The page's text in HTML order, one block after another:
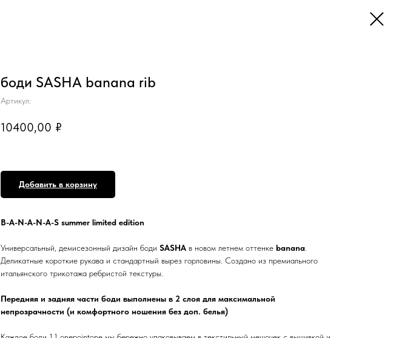
боди SASHA banana rib
Артикул:
10400,00 ₽
Добавить в корзину
B-A-N-A-N-A-S summer limited edition
Универсальный, демисезонный дизайн боди SASHA в новом летнем оттенке banana
Деликатные короткие рукава и стандартный вырез горловины. Создано из премиального
итальянского трикотажа ребристой текстуры.
Передняя и задняя части боди выполнены в 2 слоя для максимальной
непрозрачности (и комфортного ношения без доп. белья)